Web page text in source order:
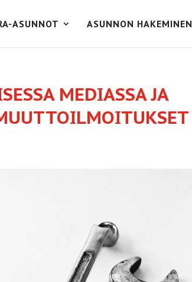
ASUNNOT ASUNNON HAKEMINEN
MEDIASSA JA